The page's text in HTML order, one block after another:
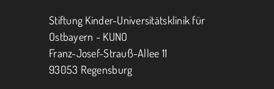
Jeder kann helfen.
MITMACHEN SPENDEN
Stiftung Kinder-Universitätsklinik für
Ostbayern - KUNO
Franz-Josef-Strauß-Allee 11
93053 Regensburg